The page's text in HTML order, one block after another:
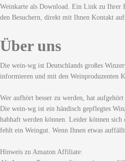
Weinkarte als Download. Ein Link zu Ihrer
den Besuchern, direkt mit Ihnen Kontakt
Über uns
Die wein-wg ist Deutschlands großes
informieren und mit den Weinproduzenten
Wer aufhört besser zu werden, hat
Die wein-wg ist ein händisch gepflegtes
habhaft werden können. Leider können
fehlt ein Weingut. Wenn Ihnen etwas
Hinweis zu Amazon Affiliate: